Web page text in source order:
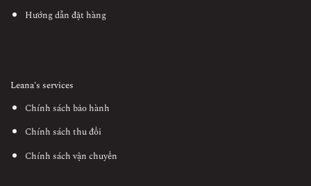
Hướng dẫn đặt hàng
Leana's services
Chính sách bảo hành
Chính sách thu đổi
Chính sách vận chuyển